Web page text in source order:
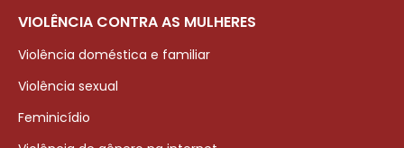
VIOLÊNCIA CONTRA AS MULHERES
Violência doméstica e familiar
Violência sexual
Feminicídio